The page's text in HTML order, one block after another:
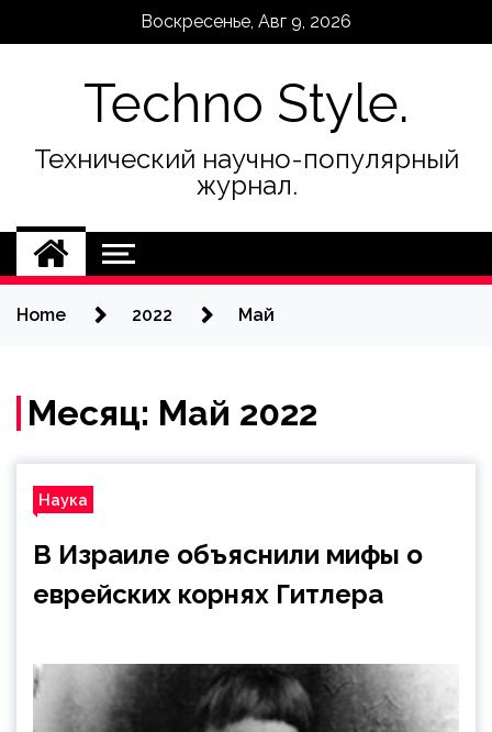
Воскресенье, Авг 9, 2026
Techno Style.
Технический научно-популярный
журнал.
Home 2022 Май
Месяц: Май 2022
Наука
В Израиле объяснили мифы о
еврейских корнях Гитлера